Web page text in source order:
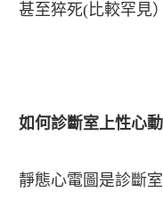
甚至猝死(比較罕見
如何診斷室上性心
靜態心電圖是診斷